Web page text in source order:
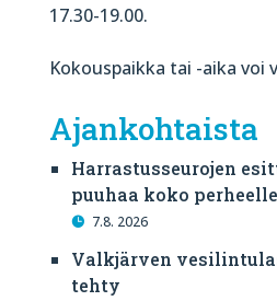
17.30-19.00.
Kokouspaikka tai -aika voi
Ajankohtaista
Harrastusseurojen
puuhaa koko perheelle
7.8. 2026
Valkjärven
tehty